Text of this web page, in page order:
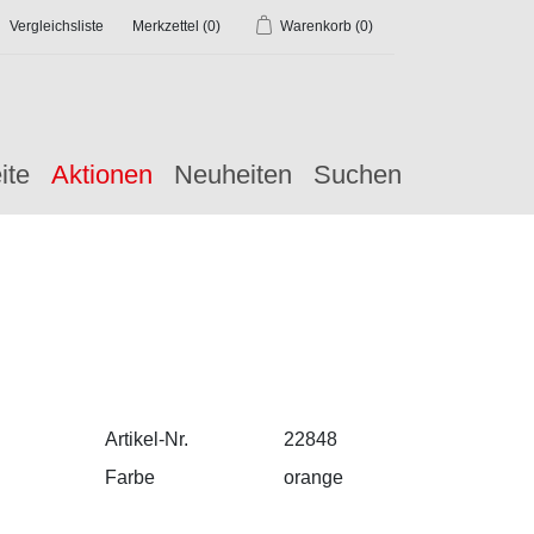
Vergleichsliste Merkzettel (0) Warenkorb (0)
Aktionen Neuheiten Suchen
Artikel-Nr.
22848
Farbe
orange